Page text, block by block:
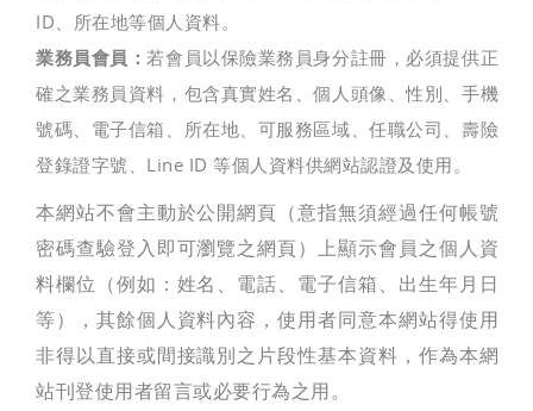
ID、所在地等個人資料。
業務員會員：若會員以保險業務員身分註冊，必須提供正
確之業務員資料，包含真實姓名、個人頭像、性別、手機
號碼、電子信箱、所在地、可服務區域、任職公司、壽險
登錄證字號、Line ID 等個人資料供網站認證及使用。
本網站不會主動於公開網頁（意指無須經過任何帳號
密碼查驗登入即可瀏覽之網頁）上顯示會員之個人資
料欄位（例如：姓名、電話、電子信箱、出生年月日
等），其餘個人資料內容，使用者同意本網站得使用
非得以直接或間接識別之片段性基本資料，作為本網
站刊登使用者留言或必要行為之用。